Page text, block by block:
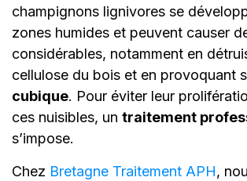
champignons lignivores se
zones humides et peuvent causer
considérables, notamment en
cellulose du bois et en provoquant
cubique. Pour éviter leur
ces nuisibles, un traitement
s’impose.
Chez Bretagne Traitement APH,